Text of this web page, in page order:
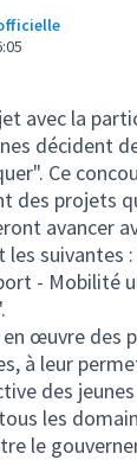
avec la
décident
Ce
des projets
avancer
suivantes
- Mobilité
œuvre des
à leur
des
les
le